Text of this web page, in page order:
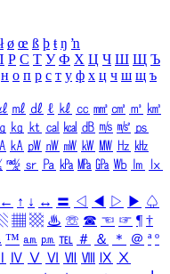
ł ø œ ß þ ŧ ŋ ŉ
Р С Т У Ф Х Ц Ч Ш Щ Ъ
н о п р с т у ф х ц ч ш щ ъ
㎖ ㎗ ℓ ㎘ ㏄ ㎣ ㎤ ㎥ ㎦
㎏ ㏏ ㎈ ㎉ ㏈ ㎧ ㎨ ㎰
㎄ ㎺ ㎻ ㎽ ㎾ ㎿ ㎐ ㎑
㎯ ㏛ ㎩ ㎪ ㎫ ㎬ ㏝ ㏐
㏓
← ↑ ↓ ↔ 〓 ◁ ◀ ▷ ▶ ♤
▦ ▩ ♨ ☏ ☎ ☜ ☞ ¶ †
™ ㏂ ㏘ ℡ ＃ ＆ ＊ ＠ ª º
Ⅳ Ⅴ Ⅵ Ⅶ Ⅷ Ⅸ Ⅹ